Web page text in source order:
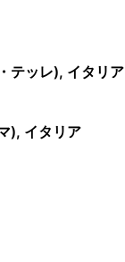
テッレ), イタリア
), イタリア